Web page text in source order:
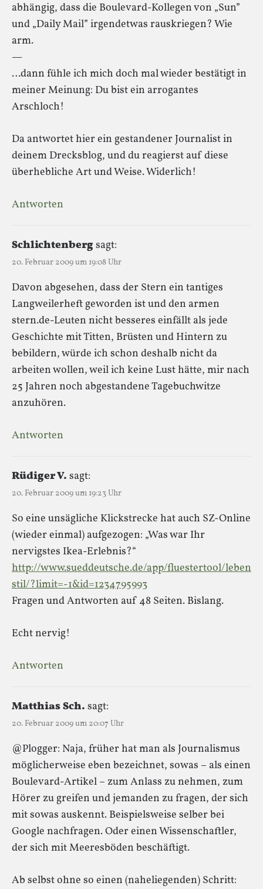
abhängig, dass die Boulevard-Kollegen von „Sun”
und „Daily Mail” irgendetwas rauskriegen? Wie
arm.
—
…dann fühle ich mich doch mal wieder bestätigt in
meiner Meinung: Du bist ein arrogantes
Arschloch!
Da antwortet hier ein gestandener Journalist in
deinem Drecksblog, und du reagierst auf diese
überhebliche Art und Weise. Widerlich!
Antworten
Schlichtenbergsagt:
20. Februar 2009 um 19:08 Uhr
Davon abgesehen, dass der Stern ein tantiges
Langweilerheft geworden ist und den armen
stern.de-Leuten nicht besseres einfällt als jede
Geschichte mit Titten, Brüsten und Hintern zu
bebildern, würde ich schon deshalb nicht da
arbeiten wollen, weil ich keine Lust hätte, mir nach
25 Jahren noch abgestandene Tagebuchwitze
anzuhören.
Antworten
Rüdiger V. sagt:
20. Februar 2009 um 19:23 Uhr
So eine unsägliche Klickstrecke hat auch SZ-Online
(wieder einmal) aufgezogen: „Was war Ihr
nervigstes Ikea-Erlebnis?“
http://www.sueddeutsche.de/app/fluestertool/leben
stil/?limit=-1&id=1234795993
Fragen und Antworten auf 48 Seiten. Bislang.
Echt nervig!
Antworten
Matthias Sch. sagt:
20. Februar 2009 um 20:07 Uhr
@Plogger: Naja, früher hat man als Journalismus
möglicherweise eben bezeichnet, sowas – als einen
Boulevard-Artikel – zum Anlass zu nehmen, zum
Hörer zu greifen und jemanden zu fragen, der sich
mit sowas auskennt. Beispielsweise selber bei
Google nachfragen. Oder einen Wissenschaftler,
der sich mit Meeresböden beschäftigt.
Ab selbst ohne so einen (naheliegenden) Schritt: